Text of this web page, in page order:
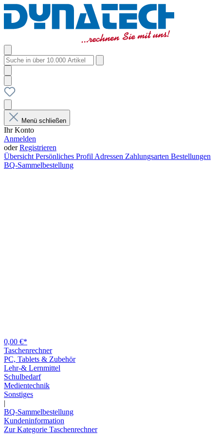
Menü schließen
Ihr Konto
Anmelden
oderRegistrieren
Übersicht Persönliches Profil Adressen Zahlungsarten Bestellungen
BQ-Sammelbestellung
0,00 €*
Taschenrechner
PC, Tablets & Zubehör
Lehr-& Lernmittel
Schulbedarf
Medientechnik
Sonstiges
|
BQ-Sammelbestellung
Kundeninformation
Zur Kategorie Taschenrechner